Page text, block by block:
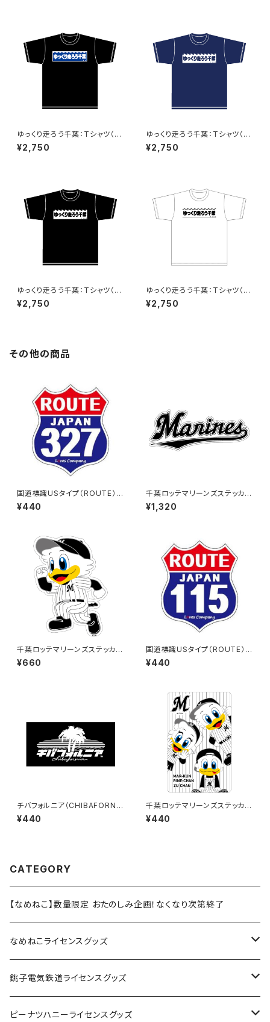
ゆっくり走ろう千葉：Tシャツ（Bl
ack）A
¥2,750
ゆっくり走ろう千葉：Tシャツ（N
aby）B
¥2,750
ゆっくり走ろう千葉：Tシャツ（Bl
ack）B
¥2,750
ゆっくり走ろう千葉：Tシャツ（W
hite）C
¥2,750
その他の商品
国道標識USタイプ（ROUTE）ス
テッカー 327号線
¥440
千葉ロッテマリーンズステッカー
16（特大）
¥1,320
千葉ロッテマリーンズステッカー
14（大）
¥660
国道標識USタイプ（ROUTE）ス
テッカー 115号線
¥440
チバフォルニア（CHIBAFORNI
A）ステッカーB（Black）
¥440
千葉ロッテマリーンズステッカー
11
¥440
CATEGORY
【なめねこ】数量限定 おたのしみ企画！なくなり次第終了
なめねこライセンスグッズ
Tシャツ
キャップ
銚子電気鉄道ライセンスグッズ
ステッカー
ピーナツハニーライセンスグッズ